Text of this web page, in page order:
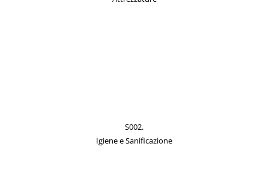
S002.
Igiene e Sanificazione